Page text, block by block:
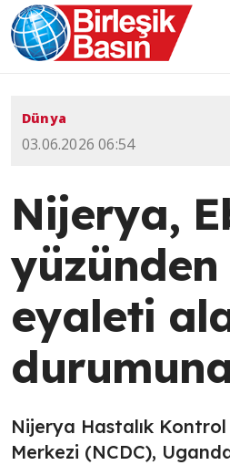
Dünya
03.06.2026 06:54
Nijerya,
yüzünden
eyaleti
Nijerya Hastalık
Merkezi (NCDC),